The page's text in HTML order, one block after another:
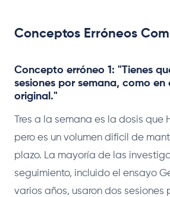
Conceptos Erróneos
Concepto erróneo 1: "Tienes
sesiones por semana, como en
original."
Tres a la semana es la dosis que
pero es un volumen difícil de
plazo. La mayoría de las
seguimiento, incluido el ensayo
varios años, usaron dos sesiones